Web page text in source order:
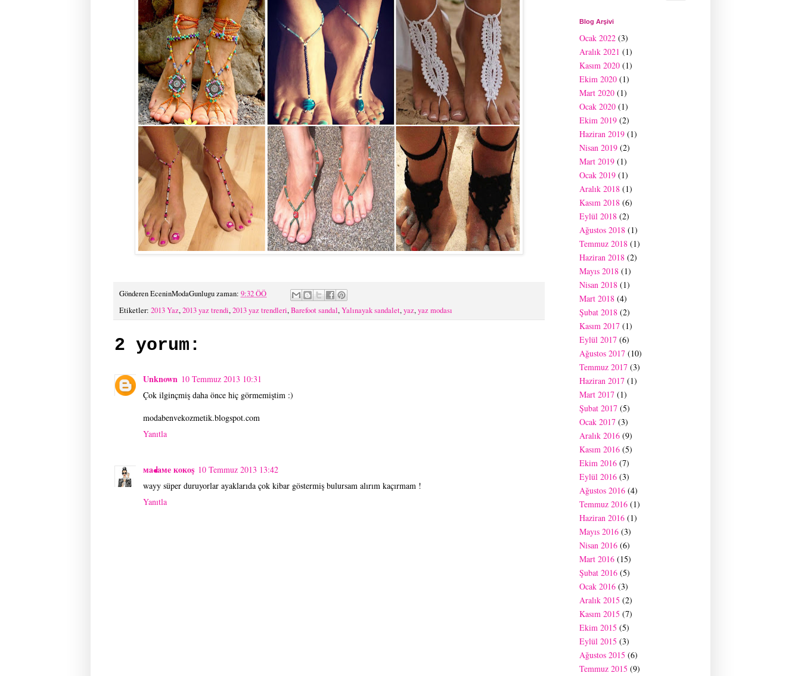
GönderenEceninModaGunluguzaman: 9:32 ÖÖ
Etiketler: 2013 Yaz,2013 yaz trendi,2013 yaz trendleri,Barefoot sandal,Yalınayak sandalet,yaz,yaz modası
2 yorum:
Unknown 10 Temmuz 2013 10:31
Çok ilginçmiş daha önce hiç görmemiştim :)
modabenvekozmetik.blogspot.com
Yanıtla
мaᖱaмe кoкoş 10 Temmuz 2013 13:42
wayy süper duruyorlar ayaklarıda çok kibar göstermiş bulursam alırım kaçırmam !
Yanıtla
Blog Arşivi
Ocak 2022 (3)
Aralık 2021 (1)
Kasım 2020 (1)
Ekim 2020 (1)
Mart 2020 (1)
Ocak 2020 (1)
Ekim 2019 (2)
Haziran 2019 (1)
Nisan 2019 (2)
Mart 2019 (1)
Ocak 2019 (1)
Aralık 2018 (1)
Kasım 2018 (6)
Eylül 2018 (2)
Ağustos 2018 (1)
Temmuz 2018 (1)
Haziran 2018 (2)
Mayıs 2018 (1)
Nisan 2018 (1)
Mart 2018 (4)
Şubat 2018 (2)
Kasım 2017 (1)
Eylül 2017 (6)
Ağustos 2017 (10)
Temmuz 2017 (3)
Haziran 2017 (1)
Mart 2017 (1)
Şubat 2017 (5)
Ocak 2017 (3)
Aralık 2016 (9)
Kasım 2016 (5)
Ekim 2016 (7)
Eylül 2016 (3)
Ağustos 2016 (4)
Temmuz 2016 (1)
Haziran 2016 (1)
Mayıs 2016 (3)
Nisan 2016 (6)
Mart 2016 (15)
Şubat 2016 (5)
Ocak 2016 (3)
Aralık 2015 (2)
Kasım 2015 (7)
Ekim 2015 (5)
Eylül 2015 (3)
Ağustos 2015 (6)
Temmuz 2015 (9)